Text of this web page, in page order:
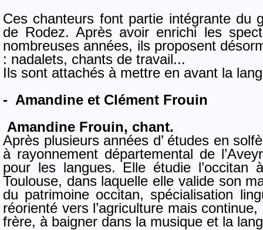
Ces chanteurs font partie intégrante du
de Rodez. Après avoir enrichi les
nombreuses années, ils proposent
: nadalets, chants de travail...
Ils sont attachés à mettre en avant la
- Amandine et Clément Frouin
Amandine Frouin, chant.
Après plusieurs années d’ études en
à rayonnement départemental de
pour les langues. Elle étudie l’occitan
Toulouse, dans laquelle elle valide son
du patrimoine occitan, spécialisation
réorienté vers l’agriculture mais
frère, à baigner dans la musique et la